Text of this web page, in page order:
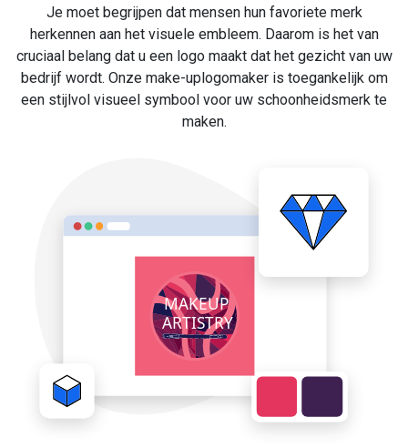
Je moet begrijpen dat mensen hun favoriete merk
herkennen aan het visuele embleem. Daarom is het van
cruciaal belang dat u een logo maakt dat het gezicht van uw
bedrijf wordt. Onze make-uplogomaker is toegankelijk om
een stijlvol visueel symbool voor uw schoonheidsmerk te
maken.